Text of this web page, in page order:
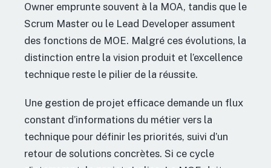
Owner emprunte souvent à la MOA, tandis que le
Scrum Master ou le Lead Developer assument
des fonctions de MOE. Malgré ces évolutions, la
distinction entre la vision produit et l’excellence
technique reste le pilier de la réussite.
Une gestion de projet efficace demande un flux
constant d’informations du métier vers la
technique pour définir les priorités, suivi d’un
retour de solutions concrètes. Si ce cycle